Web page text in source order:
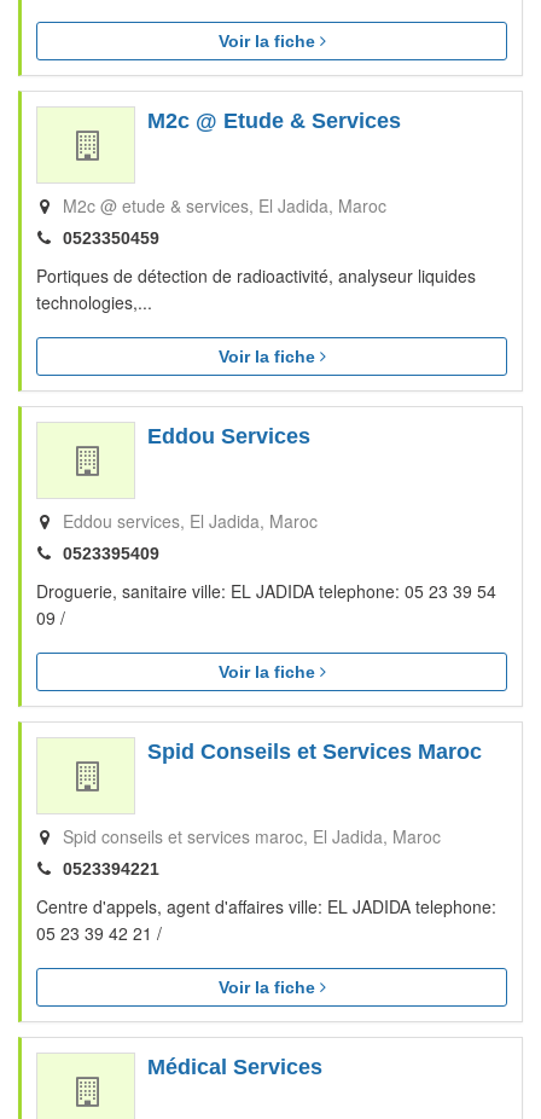
Voir la fiche
M2c @ Etude & Services
M2c @ etude & services El Jadida Maroc
0523350459
Portiques de détection de radioactivité, analyseur liquides
technologies,...
Voir la fiche
Eddou Services
Eddou services El Jadida Maroc
0523395409
Droguerie, sanitaire ville: EL JADIDA telephone: 05 23 39 54
09 /
Voir la fiche
Spid Conseils et Services Maroc
Spid conseils et services maroc El Jadida Maroc
0523394221
Centre d'appels, agent d'affaires ville: EL JADIDA telephone:
05 23 39 42 21 /
Voir la fiche
Médical Services